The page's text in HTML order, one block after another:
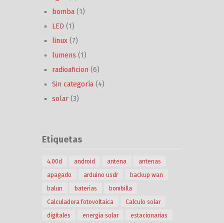
bomba (1)
LED (1)
linux (7)
lumens (1)
radioaficion (6)
Sin categoría (4)
solar (3)
Etiquetas
4.00d android antena
antenas
apagado
arduino usdr
backup wan
balun
baterías
bombilla
Calculadora fotovoltaica
Calculo solar
digitales
energia solar estacionarias